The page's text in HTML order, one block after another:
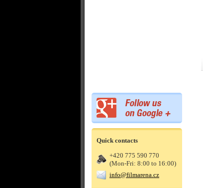
Quick contacts
+420 775 590 770
(Mon-Fri: 8:00 to 16:00)
info@filmarena.cz